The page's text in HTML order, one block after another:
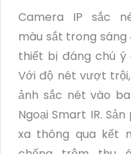
Camera IP sắc
màu sắt trong
thiết bị đáng chú
Với độ nét vượt
ảnh sắc nét vào
Ngoại Smart IR.
xa thông qua kết